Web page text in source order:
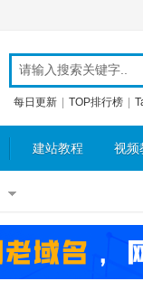
每日更新 TOP排行榜
建站教程 视频